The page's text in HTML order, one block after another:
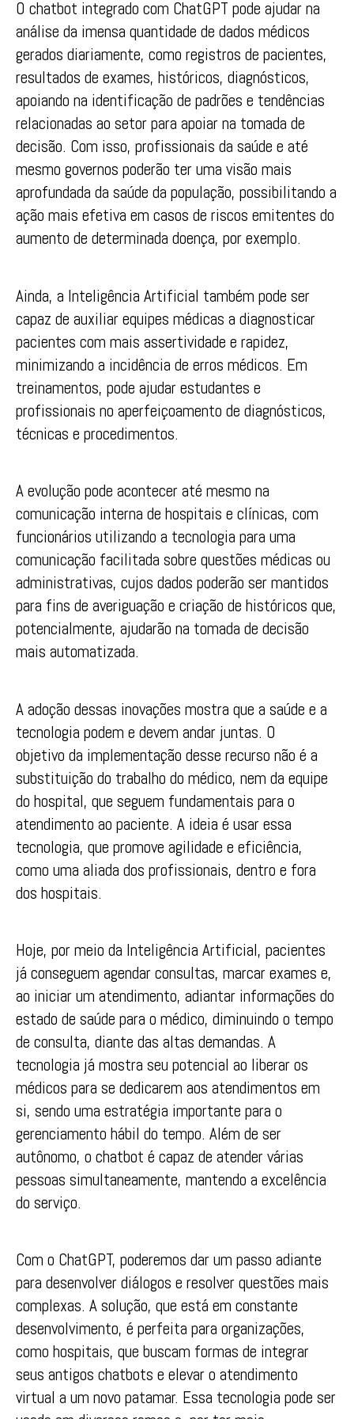
O chatbot integrado com ChatGPT pode ajudar na
análise da imensa quantidade de dados médicos
gerados diariamente, como registros de pacientes,
resultados de exames, históricos, diagnósticos,
apoiando na identificação de padrões e tendências
relacionadas ao setor para apoiar na tomada de
decisão. Com isso, profissionais da saúde e até
mesmo governos poderão ter uma visão mais
aprofundada da saúde da população, possibilitando a
ação mais efetiva em casos de riscos emitentes do
aumento de determinada doença, por exemplo.
Ainda, a Inteligência Artificial também pode ser
capaz de auxiliar equipes médicas a diagnosticar
pacientes com mais assertividade e rapidez,
minimizando a incidência de erros médicos. Em
treinamentos, pode ajudar estudantes e
profissionais no aperfeiçoamento de diagnósticos,
técnicas e procedimentos.
A evolução pode acontecer até mesmo na
comunicação interna de hospitais e clínicas, com
funcionários utilizando a tecnologia para uma
comunicação facilitada sobre questões médicas ou
administrativas, cujos dados poderão ser mantidos
para fins de averiguação e criação de históricos que,
potencialmente, ajudarão na tomada de decisão
mais automatizada.
A adoção dessas inovações mostra que a saúde e a
tecnologia podem e devem andar juntas. O
objetivo da implementação desse recurso não é a
substituição do trabalho do médico, nem da equipe
do hospital, que seguem fundamentais para o
atendimento ao paciente. A ideia é usar essa
tecnologia, que promove agilidade e eficiência,
como uma aliada dos profissionais, dentro e fora
dos hospitais.
Hoje, por meio da Inteligência Artificial, pacientes
já conseguem agendar consultas, marcar exames e,
ao iniciar um atendimento, adiantar informações do
estado de saúde para o médico, diminuindo o tempo
de consulta, diante das altas demandas. A
tecnologia já mostra seu potencial ao liberar os
médicos para se dedicarem aos atendimentos em
si, sendo uma estratégia importante para o
gerenciamento hábil do tempo. Além de ser
autônomo, o chatbot é capaz de atender várias
pessoas simultaneamente, mantendo a excelência
do serviço.
Com o ChatGPT, poderemos dar um passo adiante
para desenvolver diálogos e resolver questões mais
complexas. A solução, que está em constante
desenvolvimento, é perfeita para organizações,
como hospitais, que buscam formas de integrar
seus antigos chatbots e elevar o atendimento
virtual a um novo patamar. Essa tecnologia pode ser